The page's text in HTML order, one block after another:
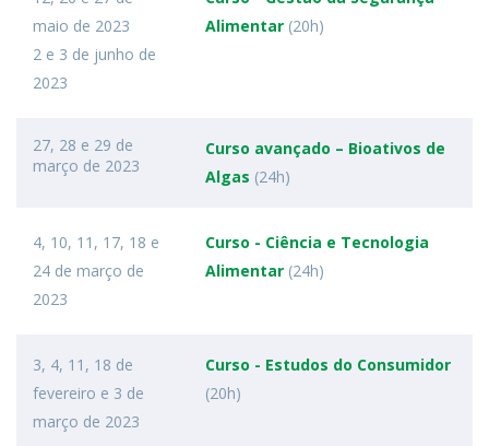
maio de 2023
2 e 3 de junho de
2023
Alimentar (20h)
27, 28 e 29 de
março de 2023
Curso avançado – Bioativos de
Algas (24h)
4, 10, 11, 17, 18 e
24 de março de
2023
Curso - Ciência e Tecnologia
Alimentar (24h)
3, 4, 11, 18 de
fevereiro e 3 de
março de 2023
Curso - Estudos do Consumidor
(20h)